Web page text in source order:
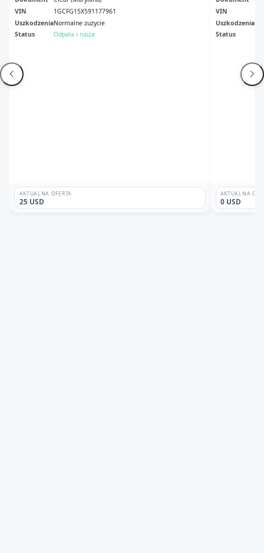
VIN
1GCFG15X591177961
UszkodzeniaNormalne zużycie
Status
Odpala i rusza
AKTUALNA OFERTA
25 USD
VIN
Uszkodzenia
Status
AKTUALNA
0 USD